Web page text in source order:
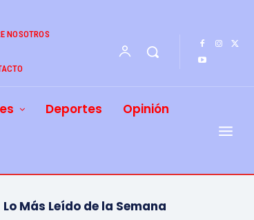
NOSOTROS
Deportes Opinión
Lo Más Leído de la Semana